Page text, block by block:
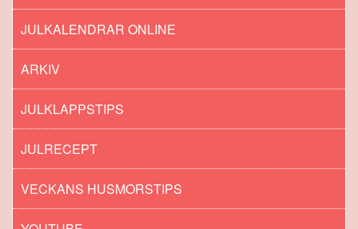
JULKALENDRAR ONLINE
ARKIV
JULKLAPPSTIPS
JULRECEPT
VECKANS HUSMORSTIPS